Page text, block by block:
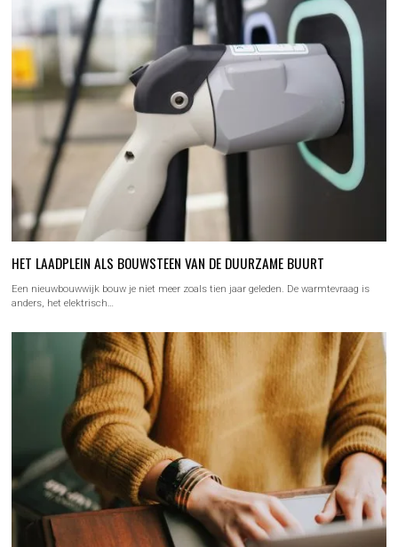
HET LAADPLEIN ALS BOUWSTEEN VAN DE DUURZAME BUURT
Een nieuwbouwwijk bouw je niet meer zoals tien jaar geleden. De warmtevraag is
anders, het elektrisch…